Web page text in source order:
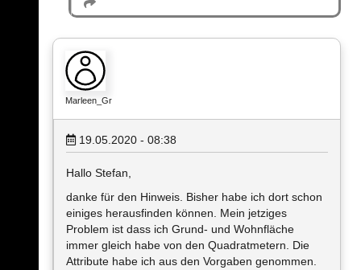
Marleen_Gr
19.05.2020 - 08:38
Hallo Stefan,
danke für den Hinweis. Bisher habe ich dort schon
einiges herausfinden können. Mein jetziges
Problem ist dass ich Grund- und Wohnfläche
immer gleich habe von den Quadratmetern. Die
Attribute habe ich aus den Vorgaben genommen.